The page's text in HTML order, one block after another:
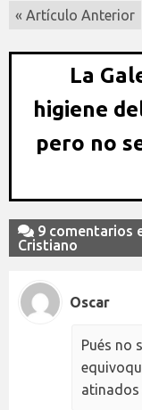
« Artículo Anterior
La
higiene
pero no
9 comentarios
Cristiano
Oscar
Pués no
atinados